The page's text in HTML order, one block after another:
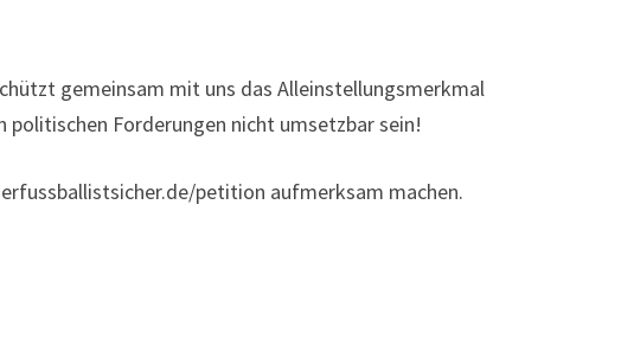
gemeinsam mit uns das Alleinstellungsmerkmal
politischen Forderungen nicht umsetzbar sein!
petition aufmerksam machen.